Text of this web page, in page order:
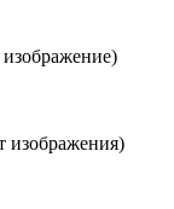
изображение)
изображения)